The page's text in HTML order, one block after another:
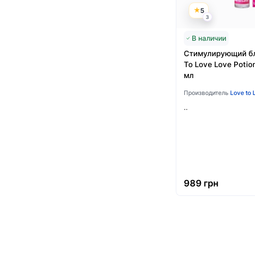
5
3
В наличии
Стимулирующий
To Love Love
мл
Производитель Love to
..
989 грн